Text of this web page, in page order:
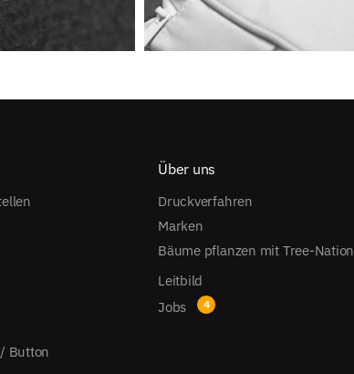
Button
Über uns
Druckverfahren
Marken
Bäume pflanzen mit Tree-Nation
Leitbild
Jobs